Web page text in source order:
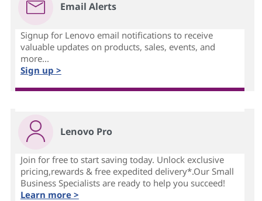
Email Alerts
Signup for Lenovo email notifications to receive
valuable updates on products, sales, events, and
more...
Sign up >
Lenovo Pro
Join for free to start saving today. Unlock exclusive
pricing,rewards & free expedited delivery*.Our Small
Business Specialists are ready to help you succeed!
Learn more >